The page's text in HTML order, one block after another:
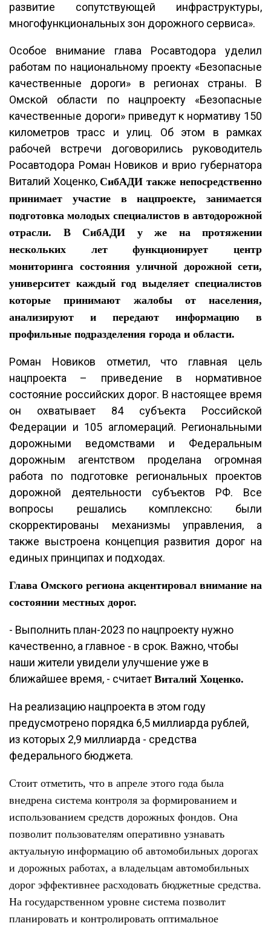
развитие сопутствующей инфраструктуры,
многофункциональных зон дорожного сервиса».
Особое внимание глава Росавтодора уделил
работам по национальному проекту «Безопасные
качественные дороги» в регионах страны. В
Омской области по нацпроекту «Безопасные
качественные дороги» приведут к нормативу 150
километров трасс и улиц. Об этом в рамках
рабочей встречи договорились руководитель
Росавтодора Роман Новиков и врио губернатора
Виталий Хоценко, СибАДИ также непосредственно
принимает участие в нацпроекте, занимается
подготовка молодых специалистов в автодорожной
отрасли. В СибАДИ у же на протяжении
нескольких лет функционирует центр
мониторинга состояния уличной дорожной сети,
университет каждый год выделяет специалистов
которые принимают жалобы от населения,
анализируют и передают информацию в
профильные подразделения города и области.
Роман Новиков отметил, что главная цель
нацпроекта – приведение в нормативное
состояние российских дорог. В настоящее время
он охватывает 84 субъекта Российской
Федерации и 105 агломераций. Региональными
дорожными ведомствами и Федеральным
дорожным агентством проделана огромная
работа по подготовке региональных проектов
дорожной деятельности субъектов РФ. Все
вопросы решались комплексно: были
скорректированы механизмы управления, а
также выстроена концепция развития дорог на
единых принципах и подходах.
Глава Омского региона акцентировал внимание на
состоянии местных дорог.
- Выполнить план-2023 по нацпроекту нужно
качественно, а главное - в срок. Важно, чтобы
наши жители увидели улучшение уже в
ближайшее время, - считает Виталий Хоценко.
На реализацию нацпроекта в этом году
предусмотрено порядка 6,5 миллиарда рублей,
из которых 2,9 миллиарда - средства
федерального бюджета.
Стоит отметить, что в апреле этого года была
внедрена система контроля за формированием и
использованием средств дорожных фондов. Она
позволит пользователям оперативно узнавать
актуальную информацию об автомобильных дорогах
и дорожных работах, а владельцам автомобильных
дорог эффективнее расходовать бюджетные средства.
На государственном уровне система позволит
планировать и контролировать оптимальное